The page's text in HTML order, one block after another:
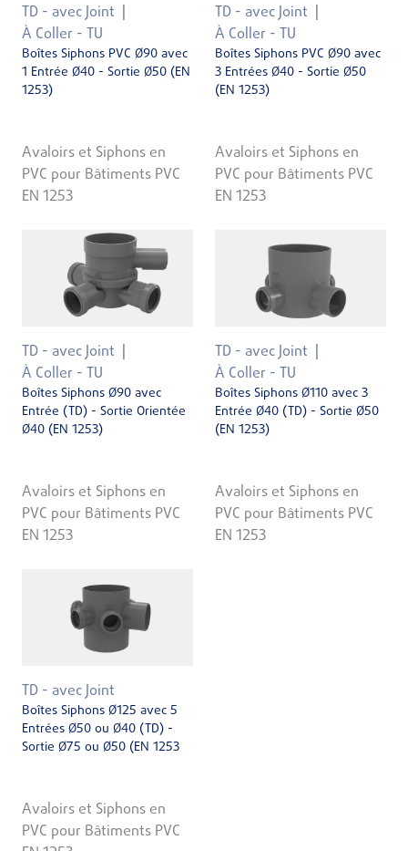
TD - avec Joint
À Coller - TU
Boîtes Siphons PVC Ø90 avec
1 Entrée Ø40 - Sortie Ø50 (EN
1253)
Avaloirs et Siphons en
PVC pour Bâtiments PVC
EN 1253
TD - avec Joint
À Coller - TU
Boîtes Siphons PVC Ø90 avec
3 Entrées Ø40 - Sortie Ø50
(EN 1253)
Avaloirs et Siphons en
PVC pour Bâtiments PVC
EN 1253
TD - avec Joint
À Coller - TU
Boîtes Siphons Ø90 avec
Entrée (TD) - Sortie Orientée
Ø40 (EN 1253)
Avaloirs et Siphons en
PVC pour Bâtiments PVC
EN 1253
TD - avec Joint
À Coller - TU
Boîtes Siphons Ø110 avec 3
Entrée Ø40 (TD) - Sortie Ø50
(EN 1253)
Avaloirs et Siphons en
PVC pour Bâtiments PVC
EN 1253
TD - avec Joint
Boîtes Siphons Ø125 avec 5
Entrées Ø50 ou Ø40 (TD) -
Sortie Ø75 ou Ø50 (EN 1253
Avaloirs et Siphons en
PVC pour Bâtiments PVC